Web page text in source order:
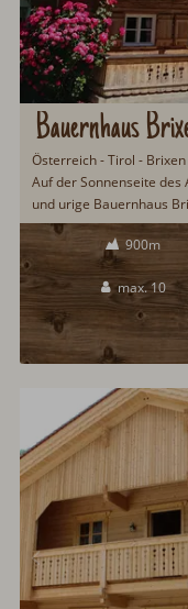
Bauernhaus
Österreich - Tirol - Brixen
Auf der Sonnenseite
und urige Bauernhaus
Hüttenvermietung nur
wurde hier ein
erwähnenswert ist die
Ofenbank...
900m
max. 10